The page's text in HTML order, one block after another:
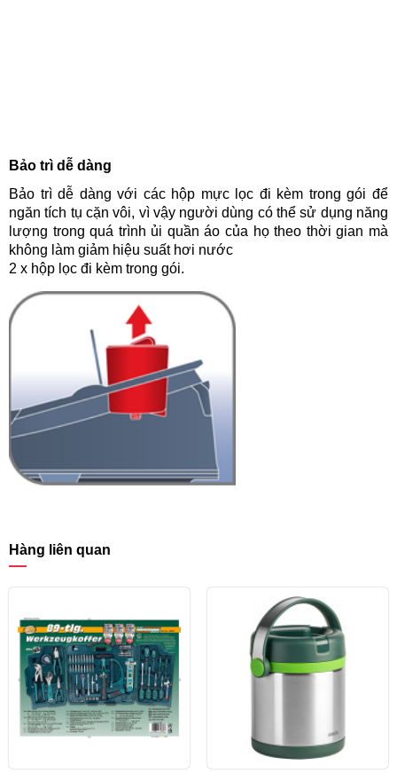
Bảo trì dễ dàng
Bảo trì dễ dàng với các hộp mực lọc đi kèm trong gói để
ngăn tích tụ cặn vôi, vì vậy người dùng có thể sử dụng năng
lượng trong quá trình ủi quần áo của họ theo thời gian mà
không làm giảm hiệu suất hơi nước
2 x hộp lọc đi kèm trong gói.
Hàng liên quan